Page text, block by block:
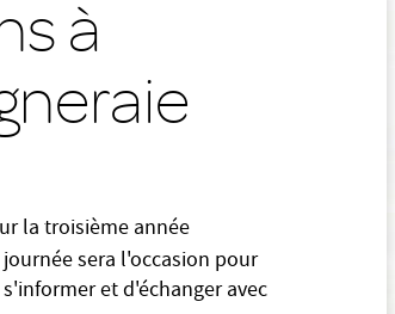
à
la troisième année
journée sera l'occasion pour
et d'échanger avec